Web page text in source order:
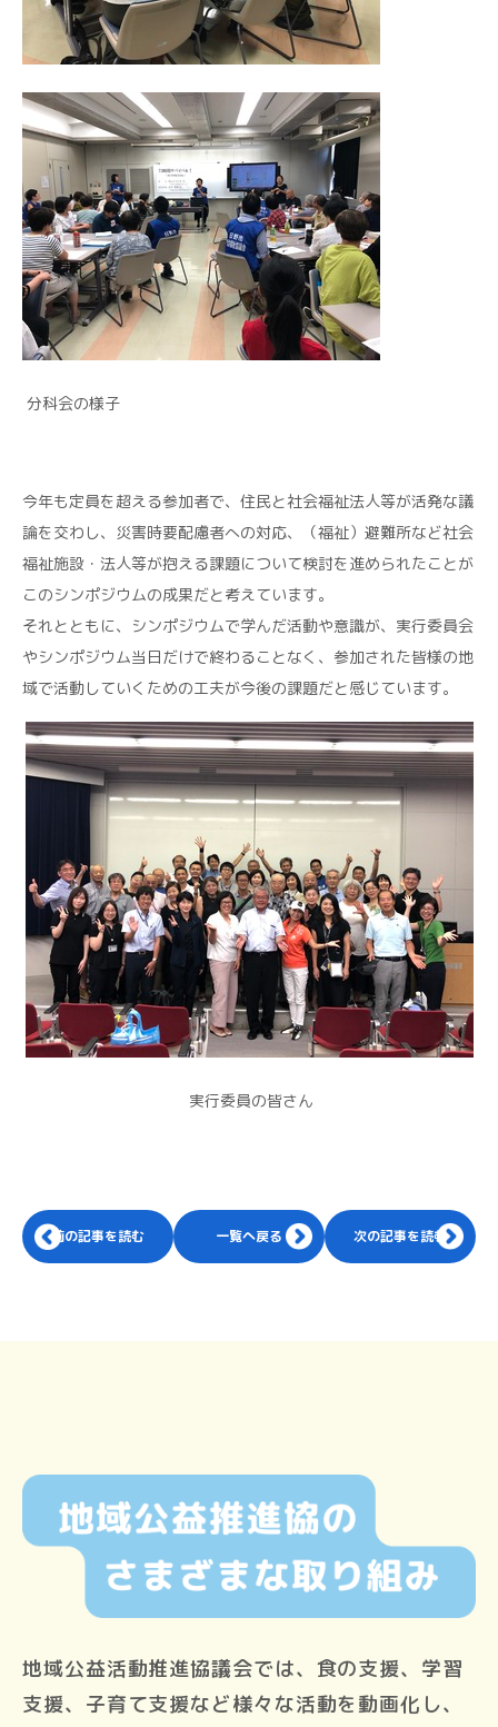
分科会の様子
今年も定員を超える参加者で、住民と社会福祉法人等が活発な議
論を交わし、災害時要配慮者への対応、（福祉）避難所など社会
福祉施設・法人等が抱える課題について検討を進められたことが
このシンポジウムの成果だと考えています。
それとともに、シンポジウムで学んだ活動や意識が、実行委員会
やシンポジウム当日だけで終わることなく、参加された皆様の地
域で活動していくための工夫が今後の課題だと感じています。
実行委員の皆さん
前の記事を読む 一覧へ戻る 次の記事を読む
地域公益活動推進協議会では、食の支援、学習
支援、子育て支援など様々な活動を動画化し、